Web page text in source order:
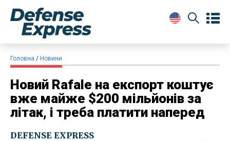
Головна Новини
Новий Rafale на експорт коштує
вже майже $200 мільйонів за
літак, і треба платити наперед
DEFENSE EXPRESS